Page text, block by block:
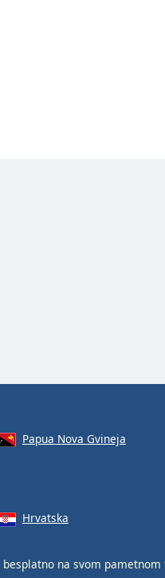
Papua Nova Gvineja
Hrvatska
besplatno na svom